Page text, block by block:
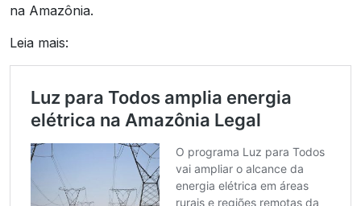
na Amazônia.
Leia mais: